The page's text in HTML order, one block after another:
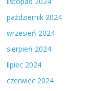
październik 2024
wrzesień 2024
sierpień 2024
lipiec 2024
czerwiec 2024